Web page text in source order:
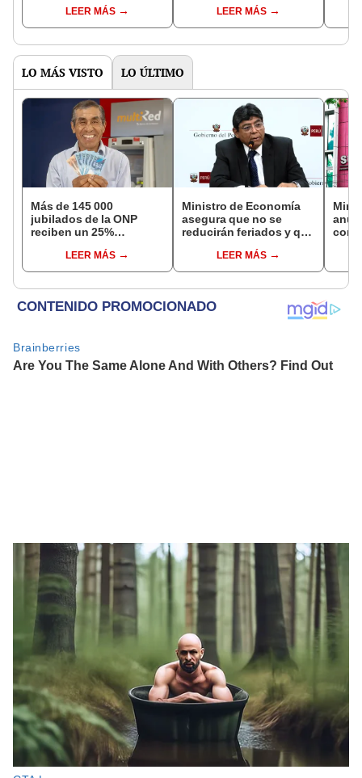
LEER MÁS
con las AFP”
LEER MÁS
LO MÁS VISTO LO ÚLTIMO
Más de 145 000
jubilados de la ONP
reciben un 25%
en agostoLEER MÁS
Ministro de Economía
asegura que no se
reducirán feriados y que
aumentará en dos
etapas
LEER MÁS